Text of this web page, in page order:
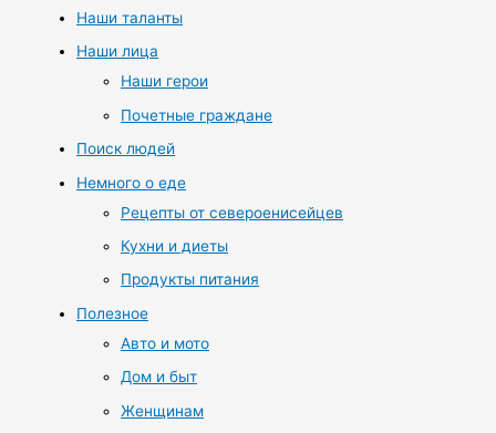
Наши таланты
Наши лица
Наши герои
Почетные граждане
Поиск людей
Немного о еде
Рецепты от североенисейцев
Кухни и диеты
Продукты питания
Полезное
Авто и мото
Дом и быт
Женщинам